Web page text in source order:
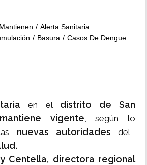
Mantienen
Alerta Sanitaria
Basura Casos De Dengue
en el distrito de San
mantiene vigente, según lo
nuevas autoridades del
Centella, directora regional